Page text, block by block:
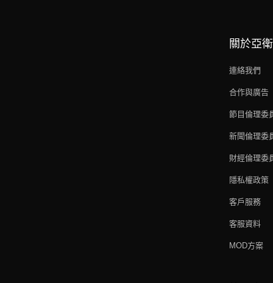
關於亞衛
連絡我們
合作與廣告
節目倫理委
新聞倫理委
財經倫理委
隱私權政策
客戶服務
客服資料
MOD方案